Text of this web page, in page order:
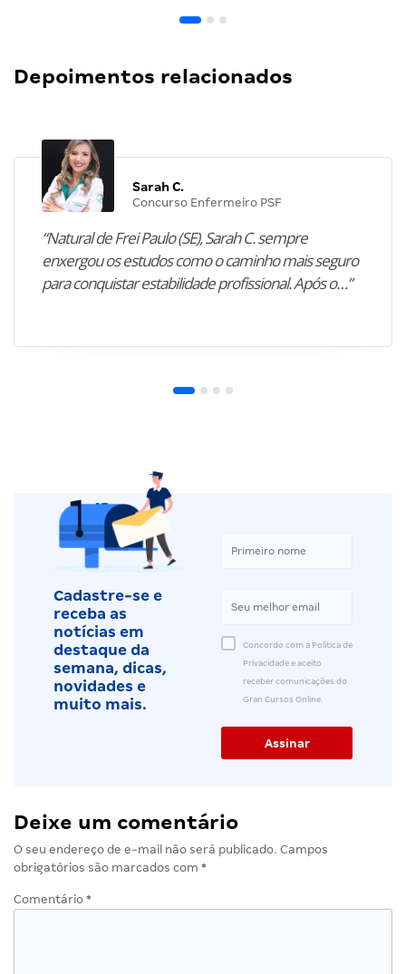
Depoimentos relacionados
Sarah C.
Concurso Enfermeiro PSF
“Natural de Frei Paulo (SE), Sarah C. sempre
enxergou os estudos como o caminho mais seguro
para conquistar estabilidade profissional. Após o…”
Cadastre-se e
receba as
notícias em
destaque da
semana, dicas,
novidades e
muito mais.
Concordo com a Política de
Privacidade e aceito
receber comunicações do
Gran Cursos Online.
Deixe um comentário
O seu endereço de e-mail não será publicado. Campos
obrigatórios são marcados com *
Comentário *